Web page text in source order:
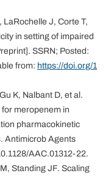
J, Corte T,
in setting of impaired
SSRN; Posted:
from: https://doi.org/1
K, Nalbant D, et al.
meropenem in
pharmacokinetic
Antimicrob Agents
AAC.01312-22.
Standing JF. Scaling